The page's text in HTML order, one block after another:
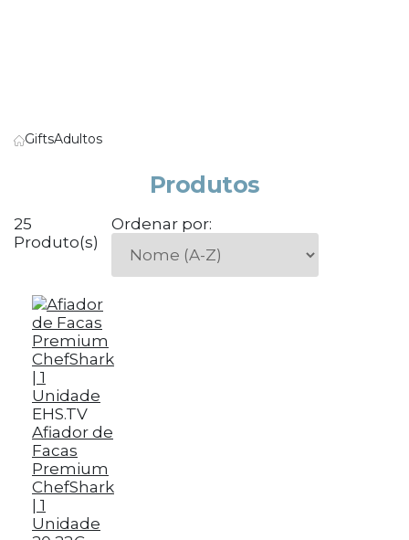
GiftsAdultos
Produtos
25
Produto(s)
Ordenar por:
EHS.TV
Afiador de
Facas
Premium
ChefShark
| 1
Unidade